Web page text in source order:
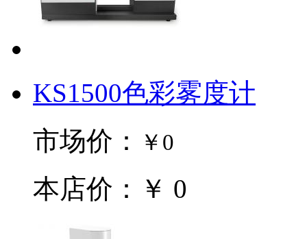
KS1500色彩雾度计
市场价：
￥0
本店价：￥ 0